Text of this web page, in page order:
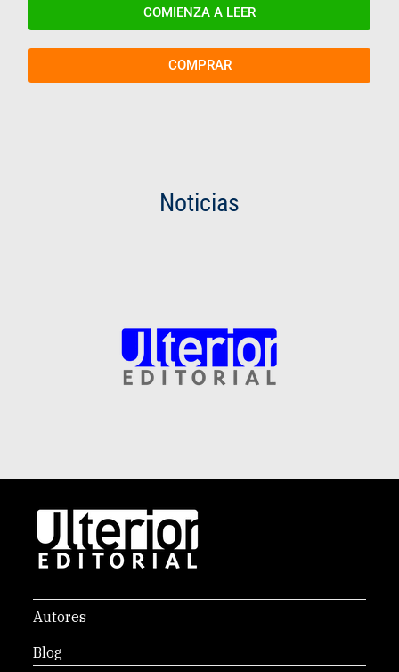
COMIENZA A LEER
COMPRAR
Noticias
Autores
Blog